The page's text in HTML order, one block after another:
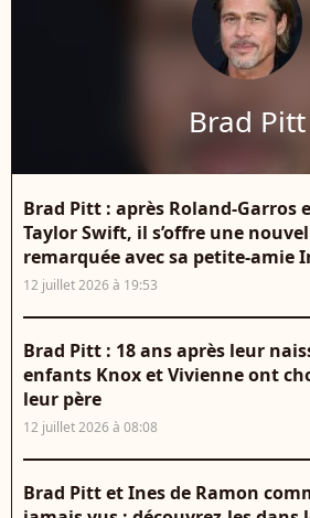
Brad Pitt
Brad Pitt : après Roland-Garros
Taylor Swift, il s’offre une
remarquée avec sa petite-amie
12 juillet 2026 à 19:53
Brad Pitt : 18 ans après leur
enfants Knox et Vivienne ont
leur père
12 juillet 2026 à 08:08
Brad Pitt et Ines de Ramon